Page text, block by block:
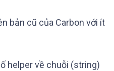
bản cũ của Carbon với ít
helper về chuỗi (string)